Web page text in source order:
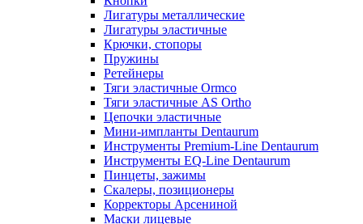
Лигатуры металлические
Лигатуры эластичные
Крючки, стопоры
Пружины
Ретейнеры
Тяги эластичные Ormco
Тяги эластичные AS Ortho
Цепочки эластичные
Мини-импланты Dentaurum
Инструменты Premium-Line Dentaurum
Инструменты EQ-Line Dentaurum
Пинцеты, зажимы
Скалеры, позиционеры
Корректоры Арсениной
Маски лицевые